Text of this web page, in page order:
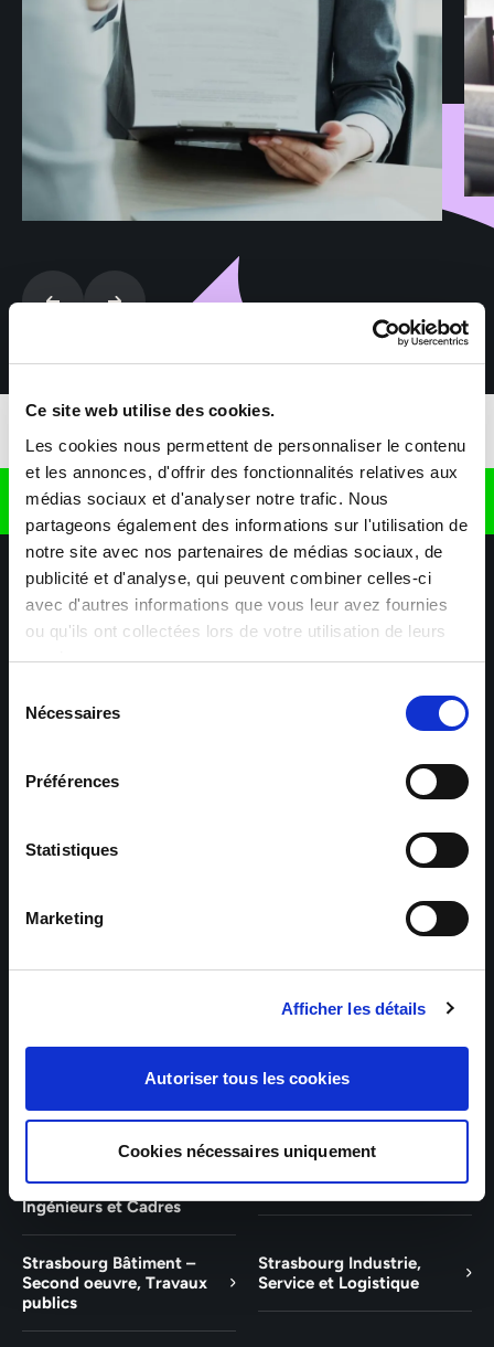
Ce site web utilise des cookies.
Les cookies nous permettent de personnaliser le contenu
et les annonces, d'offrir des fonctionnalités relatives aux
médias sociaux et d'analyser notre trafic. Nous
partageons également des informations sur l'utilisation de
notre site avec nos partenaires de médias sociaux, de
publicité et d'analyse, qui peuvent combiner celles-ci
avec d'autres informations que vous leur avez fournies
ou qu'ils ont collectées lors de votre utilisation de leurs
services.
Nécessaires
Préférences
Statistiques
Marketing
Afficher les détails
Autoriser tous les cookies
Cookies nécessaires uniquement
Retrouvez nous sur
Nos agences Aide & Contact
Maxiplan
Mulhouse – Industrie,
Logistique, Transport et
Bâtiment et Tertiaire
Logistique, Bâtiment et
Guebwiller – Industrie,
Experts Paris – Tertiaire,
Cadres
Experts Strasbourg –
Illkirch-Graffenstaden
Experts Saint-Louis –
Tertiaire, Techniciens,
Ingénieurs et Cadres
Tertiaire, Techniciens,
Ingénieurs et Cadres
Saint-Louis – Industrie,
Logistique, Service
Strasbourg Bâtiment –
Second oeuvre, Travaux
publics
Strasbourg Industrie,
Service et Logistique